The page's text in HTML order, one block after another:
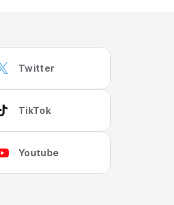
Twitter
TikTok
Youtube